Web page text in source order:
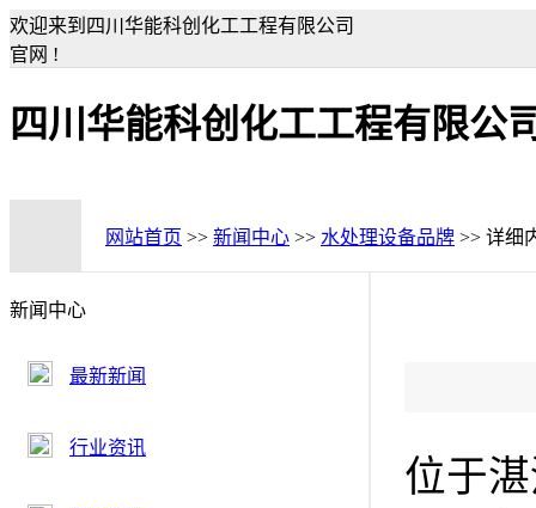
欢迎来到四川华能科创化工工程有限公司
官网 !
四川华能科创化工工程有限公
网站首页 >> 新闻中心 >> 水处理设备品牌 >> 详细
新闻中心
最新新闻
行业资讯
位于